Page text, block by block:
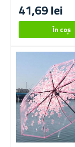
41,69 lei